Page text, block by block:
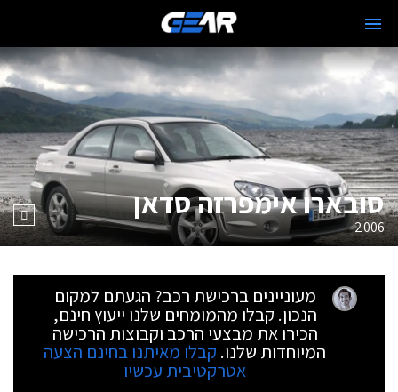
סובארו אימפרזה סדאן
2006
מעוניינים ברכישת רכב? הגעתם למקום
הנכון. קבלו מהמומחים שלנו ייעוץ חינם,
הכירו את מבצעי הרכב וקבוצות הרכישה
המיוחדות שלנו. קבלו מאיתנו בחינם הצעה
אטרקטיבית עכשיו